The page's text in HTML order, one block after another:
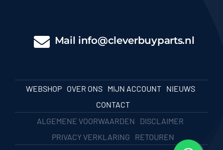
Mail info@cleverbuyparts.nl
WEBSHOP OVER ONS MIJN ACCOUNT
NIEUWS
CONTACT
ALGEMENE VOORWAARDEN
DISCLAIMER
PRIVACY VERKLARING
RETOUREN